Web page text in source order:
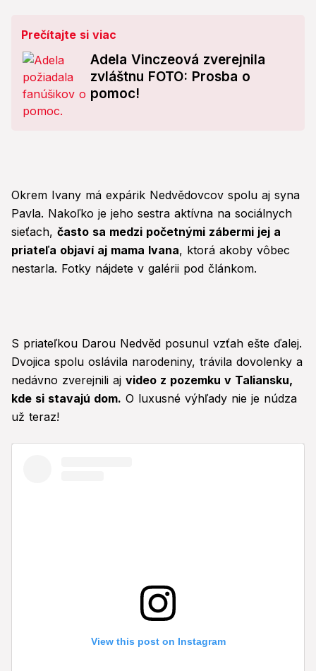
Prečítajte si viac
Adela Vinczeová zverejnila
zvláštnu FOTO: Prosba o
pomoc!
Okrem Ivany má expárik Nedvědovcov spolu aj syna
Pavla. Nakoľko je jeho sestra aktívna na sociálnych
sieťach, často sa medzi početnými zábermi jej a
priateľa objaví aj mama Ivana, ktorá akoby vôbec
nestarla. Fotky nájdete v galérii pod článkom.
S priateľkou Darou Nedvěd posunul vzťah ešte ďalej.
Dvojica spolu oslávila narodeniny, trávila dovolenky a
nedávno zverejnili aj video z pozemku v Taliansku,
kde si stavajú dom. O luxusné výhľady nie je núdza
už teraz!